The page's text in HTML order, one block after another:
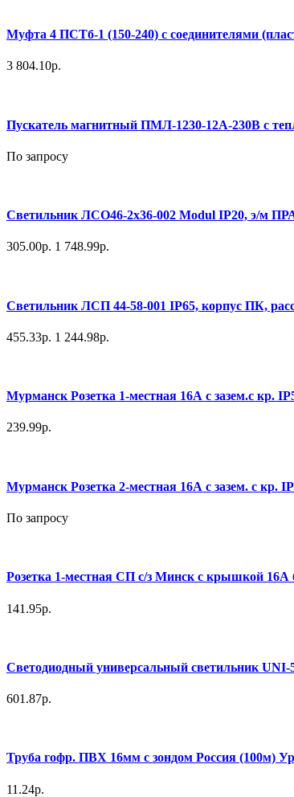
Муфта 4 ПСТб-1 (150-240) с соединителями
3 804.10р.
Пускатель магнитный ПМЛ-1230-12А-230В с
По запросу
Светильник ЛСО46-2х36-002 Modul IP20, э/м
305.00р. 1 748.99р.
Светильник ЛСП 44-58-001 IP65, корпус ПК,
455.33р. 1 244.98р.
Мурманск Розетка 1-местная 16А с зазем.с кр.
239.99р.
Мурманск Розетка 2-местная 16А с зазем. с кр.
По запросу
Розетка 1-местная СП с/з Минск с крышкой
141.95р.
Светодиодный универсальный светильник
601.87р.
Труба гофр. ПВХ 16мм с зондом Россия (100м)
11.24р.